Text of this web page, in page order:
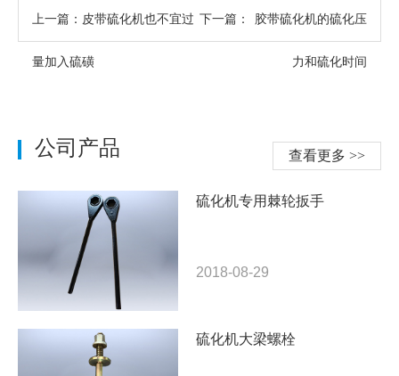
上一篇： 皮带硫化机也不宜过
量加入硫磺
下一篇： 胶带硫化机的硫化压
力和硫化时间
查看更多 >>
公司产品
硫化机专用棘轮扳手
2018-08-29
硫化机大梁螺栓